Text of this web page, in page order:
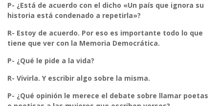
P- ¿Está de acuerdo con el dicho «Un país que ignora su
historia está condenado a repetirla»?
R- Estoy de acuerdo. Por eso es importante todo lo que
tiene que ver con la Memoria Democrática.
P- ¿Qué le pide a la vida?
R- Vivirla. Y escribir algo sobre la misma.
P- ¿Qué opinión le merece el debate sobre llamar poetas